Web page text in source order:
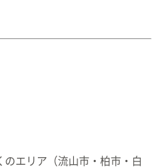
エリア（流山市・柏市・白